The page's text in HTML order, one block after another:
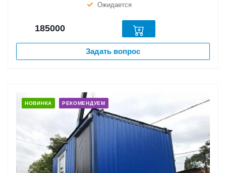
Ожидается
185000
Задать вопрос
НОВИНКА РЕКОМЕНДУЕМ